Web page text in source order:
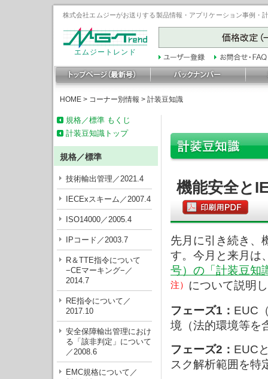
株式会社エムジーがお送りする製品情報・アプリケーション事例
エムジートレンド
HOME > コーナー別情報 > 計装豆知識
規格／標準 もくじ
計装豆知識トップ
規格／標準
技術輸出管理／2021.4
IECExスキーム／2007.4
ISO14000／2005.4
IPコード／2003.7
R＆TTE指令について
−CEマーキング−／
2014.7
RE指令について／
2017.10
安全保障輸出管理におけ
る「該非判定」について
／2008.6
EMC規格について／
機能安全と
先月に引き続き、
す。今月と来月は
号）の「計装豆知
注） について説明
フェーズ1： EUC
境（法的環境等を
フェーズ2： EUC
スク解析範囲を特